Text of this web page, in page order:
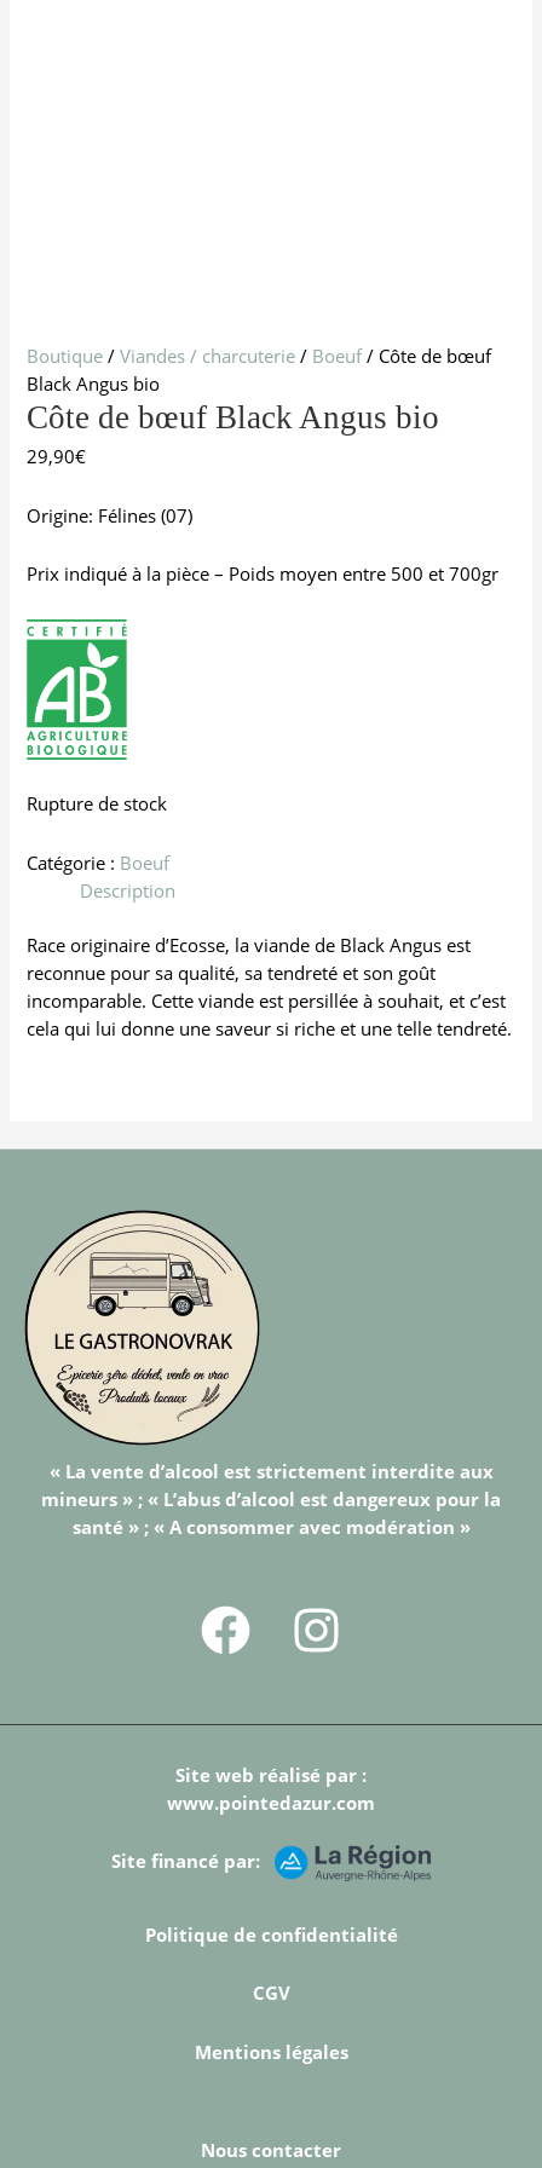
Boutique /Viandes / charcuterie / Boeuf/ Côte de bœuf
Black Angus bio
Côte de bœuf Black Angus bio
29,90€
Origine: Félines (07)
Prix indiqué à la pièce – Poids moyen entre 500 et 700gr
Rupture de stock
Catégorie : Boeuf
Description
Race originaire d’Ecosse, la viande de Black Angus est
reconnue pour sa qualité, sa tendreté et son goût
incomparable. Cette viande est persillée à souhait, et c’est
cela qui lui donne une saveur si riche et une telle tendreté.
« La vente d’alcool est strictement interdite aux
mineurs » ; « L’abus d’alcool est dangereux pour la
santé » ; « A consommer avec modération »
Site web réalisé par :
www.pointedazur.com
Site financé par:
Politique de confidentialité
CGV
Mentions légales
Nous contacter